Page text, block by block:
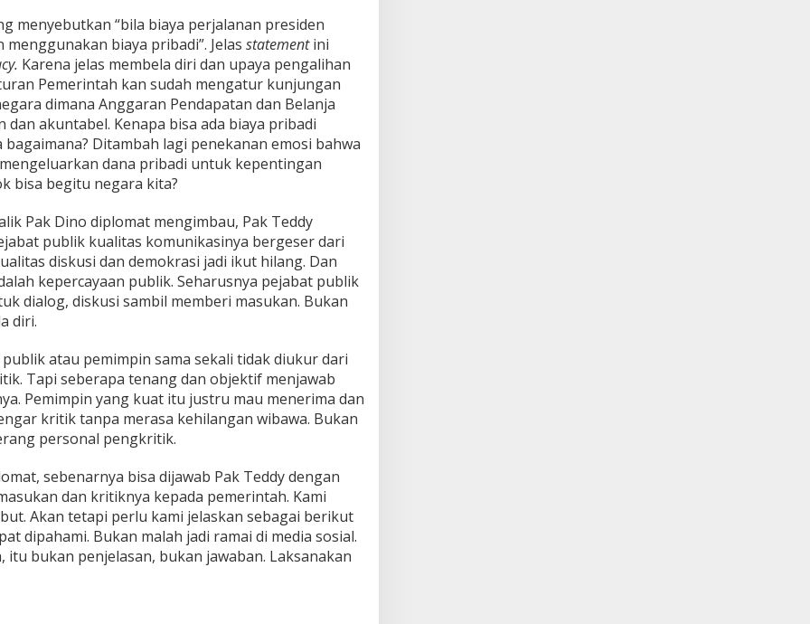
menyebutkan “bila biaya perjalanan presiden
biaya pribadi”. Jelas statementini
Karena jelas membela diri dan upaya pengalihan
Pemerintah kan sudah mengatur kunjungan
dimana Anggaran Pendapatan dan Belanja
akuntabel. Kenapa bisa ada biaya pribadi
Ditambah lagi penekanan emosi bahwa
dana pribadi untuk kepentingan
bisa begitu negara kita?
Pak Dino diplomat mengimbau, Pak Teddy
publik kualitas komunikasinya bergeser dari
diskusi dan demokrasi jadi ikut hilang. Dan
kepercayaan publik. Seharusnya pejabat publik
dialog, diskusi sambil memberi masukan. Bukan
diri.
atau pemimpin sama sekali tidak diukur dari
Tapi seberapa tenang dan objektif menjawab
Pemimpin yang kuat itu justru mau menerima dan
kritik tanpa merasa kehilangan wibawa. Bukan
personal pengkritik.
sebenarnya bisa dijawab Pak Teddy dengan
dan kritiknya kepada pemerintah. Kami
Akan tetapi perlu kami jelaskan sebagai berikut
dipahami. Bukan malah jadi ramai di media sosial.
bukan penjelasan, bukan jawaban. Laksanakan